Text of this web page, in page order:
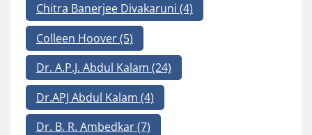
Chitra Banerjee Divakaruni (4)
Colleen Hoover(5)
Dr. A.P.J. Abdul Kalam (24)
Dr.APJ Abdul Kalam (4)
Dr. B. R. Ambedkar(7)